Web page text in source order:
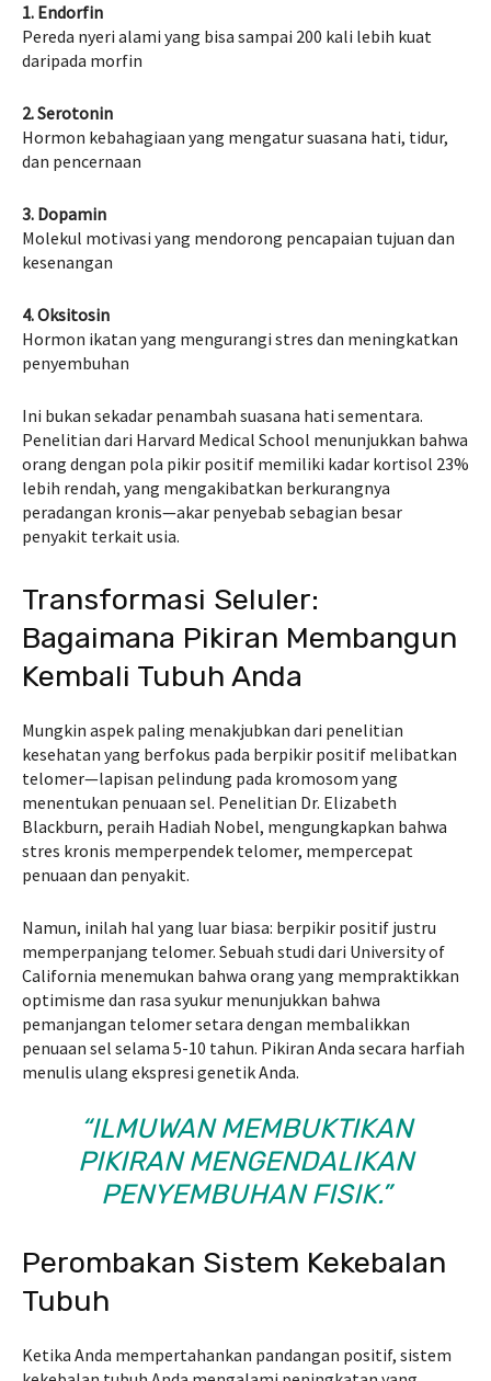
1. Endorfin
Pereda nyeri alami yang bisa sampai 200 kali lebih kuat
daripada morfin
2. Serotonin
Hormon kebahagiaan yang mengatur suasana hati, tidur,
dan pencernaan
3. Dopamin
Molekul motivasi yang mendorong pencapaian tujuan dan
kesenangan
4. Oksitosin
Hormon ikatan yang mengurangi stres dan meningkatkan
penyembuhan
Ini bukan sekadar penambah suasana hati sementara.
Penelitian dari Harvard Medical School menunjukkan bahwa
orang dengan pola pikir positif memiliki kadar kortisol 23%
lebih rendah, yang mengakibatkan berkurangnya
peradangan kronis—akar penyebab sebagian besar
penyakit terkait usia.
Transformasi Seluler:
Bagaimana Pikiran Membangun
Kembali Tubuh Anda
Mungkin aspek paling menakjubkan dari penelitian
kesehatan yang berfokus pada berpikir positif melibatkan
telomer—lapisan pelindung pada kromosom yang
menentukan penuaan sel. Penelitian Dr. Elizabeth
Blackburn, peraih Hadiah Nobel, mengungkapkan bahwa
stres kronis memperpendek telomer, mempercepat
penuaan dan penyakit.
Namun, inilah hal yang luar biasa: berpikir positif justru
memperpanjang telomer. Sebuah studi dari University of
California menemukan bahwa orang yang mempraktikkan
optimisme dan rasa syukur menunjukkan bahwa
pemanjangan telomer setara dengan membalikkan
penuaan sel selama 5-10 tahun. Pikiran Anda secara harfiah
menulis ulang ekspresi genetik Anda.
“ILMUWAN MEMBUKTIKAN
PIKIRAN MENGENDALIKAN
PENYEMBUHAN FISIK.”
Perombakan Sistem Kekebalan
Tubuh
Ketika Anda mempertahankan pandangan positif, sistem